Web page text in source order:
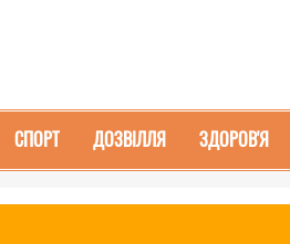
СПОРТ ДОЗВІЛЛЯ ЗДОРОВ'Я